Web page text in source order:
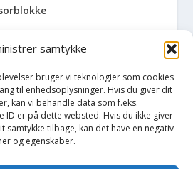
samtykke
bruger vi teknologier som cookies
til enhedsoplysninger. Hvis du giver dit
kan vi behandle data som f.eks.
på dette websted. Hvis du ikke giver
tilbage, kan det have en negativ
og egenskaber.